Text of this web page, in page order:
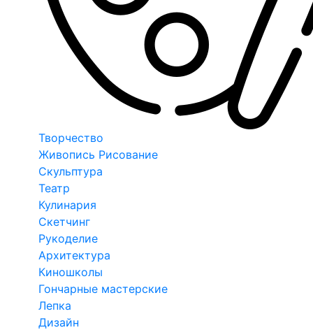
Творчество
Живопись Рисование
Скульптура
Театр
Кулинария
Скетчинг
Рукоделие
Архитектура
Киношколы
Гончарные мастерские
Лепка
Дизайн